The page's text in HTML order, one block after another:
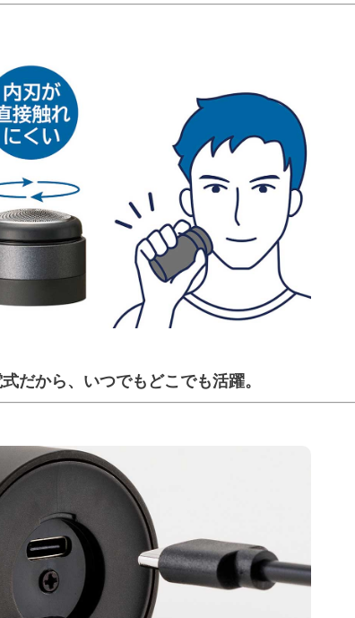
だから、いつでもどこでも活躍。